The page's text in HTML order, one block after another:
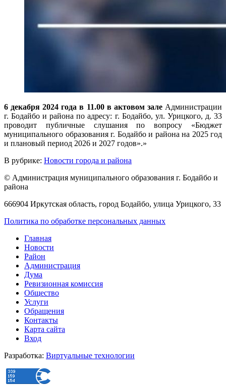
6 декабря 2024 года в 11.00 в актовом залеАдминистрации
г. Бодайбо и района по адресу: г. Бодайбо, ул. Урицкого, д. 33
проводит публичные слушания по вопросу «Бюджет
муниципального образования г. Бодайбо и района на 2025 год
и плановый период 2026 и 2027 годов».»
В рубрике: Новости города и района
© Администрация муниципального образования г. Бодайбо и
района
666904 Иркутская область, город Бодайбо, улица Урицкого, 33
Политика по обработке персональных данных
Главная
Новости
Район
Администрация
Дума
Ревизионная комиссия
Общество
Услуги
Обращения
Контакты
Карта сайта
Вход
Разработка: Виртуальные технологии